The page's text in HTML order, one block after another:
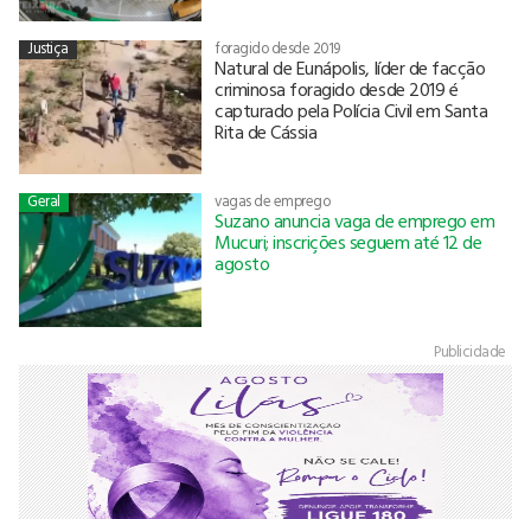
Justiça foragido desde 2019
Natural de Eunápolis, líder de facção
criminosa foragido desde 2019 é
capturado pela Polícia Civil em Santa
Rita de Cássia
Geral vagas de emprego
Suzano anuncia vaga de emprego em
Mucuri; inscrições seguem até 12 de
agosto
Publicidade